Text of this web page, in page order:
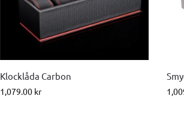
Klocklåda Carbon
1,079.00 kr